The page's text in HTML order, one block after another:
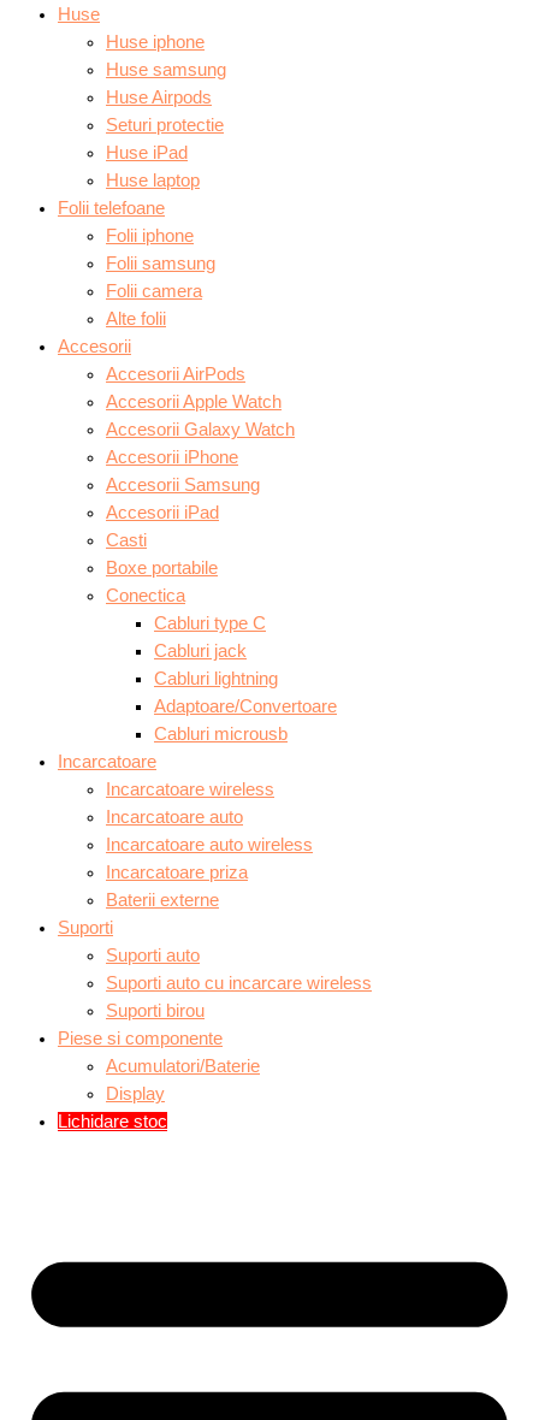
Huse
Huse iphone
Huse samsung
Huse Airpods
Seturi protectie
Huse iPad
Huse laptop
Folii telefoane
Folii iphone
Folii samsung
Folii camera
Alte folii
Accesorii
Accesorii AirPods
Accesorii Apple Watch
Accesorii Galaxy Watch
Accesorii iPhone
Accesorii Samsung
Accesorii iPad
Casti
Boxe portabile
Conectica
Cabluri type C
Cabluri jack
Cabluri lightning
Adaptoare/Convertoare
Cabluri microusb
Incarcatoare
Incarcatoare wireless
Incarcatoare auto
Incarcatoare auto wireless
Incarcatoare priza
Baterii externe
Suporti
Suporti auto
Suporti auto cu incarcare wireless
Suporti birou
Piese si componente
Acumulatori/Baterie
Display
Lichidare stoc